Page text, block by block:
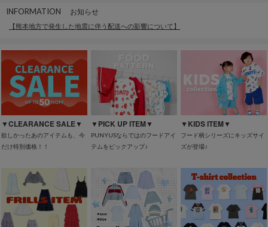
INFORMATION お知らせ
【熊本地方で発生した地震に伴う配送への影響について】
▼CLEARANCE SALE▼
欲しかったあのアイテムも、今
だけ特別価格！！
▼PICK UP ITEM▼
PUNYUSならではのフードアイ
テムをピックアップ♪
▼KIDS ITEM▼
フード柄シリーズにキッズサイ
ズが登場♪